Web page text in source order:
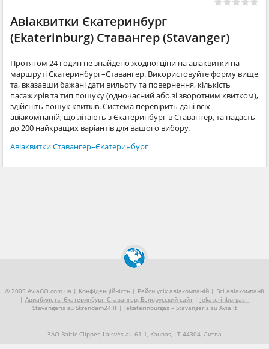
Авіаквитки Єкатеринбург
(Ekaterinburg) Ставангер (Stavanger)
Протягом 24 годин не знайдено жодної ціни на авіаквитки на
маршруті Єкатеринбург–Ставангер. Використовуйте форму вище
та, вказавши бажані дати вильоту та повернення, кількість
пасажирів та тип пошуку (одночасний або зі зворотним квитком),
здійсніть пошук квитків. Система перевірить дані всіх
авіакомпаній, що літають з Єкатеринбург в Ставангер, та надасть
до 200 найкращих варіантів для вашого вибору.
Авіаквитки Ставангер–Єкатеринбург
© 2009 AviaGO.com.ua | Конфіденційність | Рейси усіх авіакомпаній | Всі авіакомпанії
| Авиабилеты Єкатеринбург–Ставангер, Белорусский сайт| Jekaterinburgas –
Stavangeris su Skrendam24.lt | Jekaterinburgas – Stavangeris su Avia.lt
ЗАО Baltic Clipper, Laisvės al. 61-1, Kaunas, LT-44304, Литва